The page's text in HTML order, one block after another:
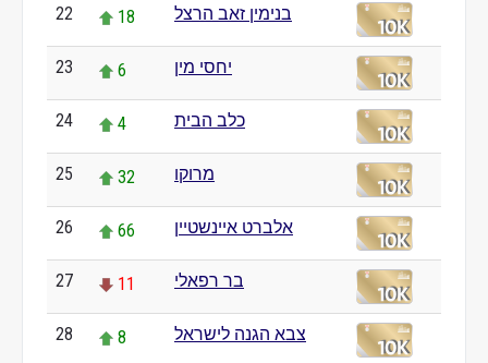
22 18 בנימין זאב הרצל
23 6 יחסי מין
24 4 כלב הבית
25 32 מרוקו
26 66 אלברט איינשטיין
27 11 בר רפאלי
28 8 צבא הגנה לישראל